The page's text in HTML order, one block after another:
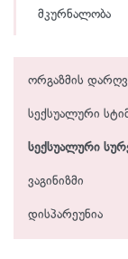
მკურნალობა
ორგაზმის
სექსუალური
სექსუალური
ვაგინიზმი
დისპარეუნია